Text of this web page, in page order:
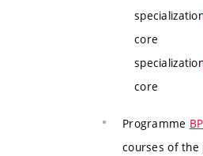
core
core
Programme
courses of the